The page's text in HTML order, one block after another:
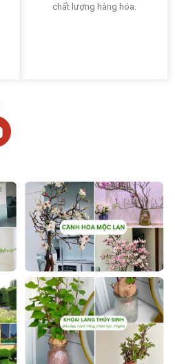
chất lượng hàng hóa.